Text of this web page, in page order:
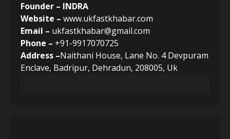
Founder – INDRA
Website – www.ukfastkhabar.com
Email – ukfastkhabar@gmail.com
Phone – +91-9917070725
Address –Naithani House, Lane No. 4 Devpuram
Enclave, Badripur, Dehradun, 208005, Uk